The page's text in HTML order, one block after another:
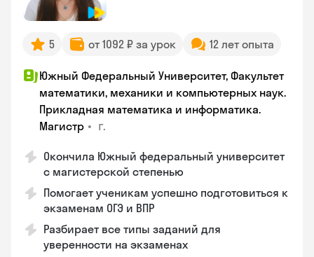
5 от 1092 ₽ за урок 12 лет опыта
Южный Федеральный Университет, Факультет
математики, механики и компьютерных наук.
Прикладная математика и информатика.
Магистр • г.
Окончила Южный федеральный университет
с магистерской степенью
Помогает ученикам успешно подготовиться к
экзаменам ОГЭ и ВПР
Разбирает все типы заданий для
уверенности на экзаменах